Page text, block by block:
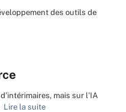
des outils de
mais sur l’IA
Lire la suite